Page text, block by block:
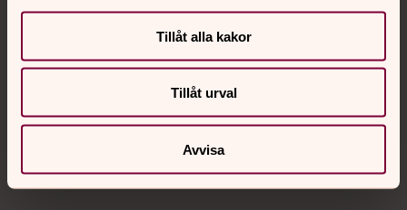
Tillåt alla kakor
Tillåt urval
Avvisa
Sociala kanaler